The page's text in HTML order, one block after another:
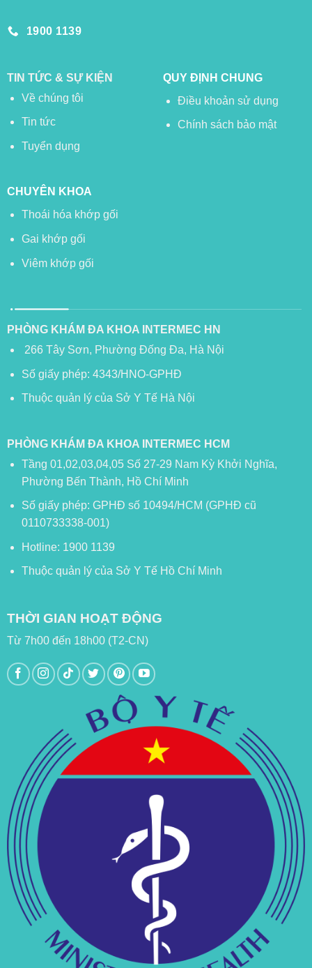
1900 1139
TIN TỨC & SỰ KIỆN
Về chúng tôi
Tin tức
Tuyển dụng
QUY ĐỊNH CHUNG
Điều khoản sử dụng
Chính sách bảo mật
CHUYÊN KHOA
Thoái hóa khớp gối
Gai khớp gối
Viêm khớp gối
PHÒNG KHÁM ĐA KHOA INTERMEC HN
266 Tây Sơn, Phường Đống Đa, Hà Nội
Số giấy phép: 4343/HNO-GPHĐ
Thuộc quản lý của Sở Y Tế Hà Nội
PHÒNG KHÁM ĐA KHOA INTERMEC HCM
Tầng 01,02,03,04,05 Số 27-29 Nam Kỳ Khởi Nghĩa,
Phường Bến Thành, Hồ Chí Minh
Số giấy phép: GPHĐ số 10494/HCM (GPHĐ cũ
0110733338-001)
Hotline: 1900 1139
Thuộc quản lý của Sở Y Tế Hồ Chí Minh
THỜI GIAN HOẠT ĐỘNG
Từ 7h00 đến 18h00 (T2-CN)